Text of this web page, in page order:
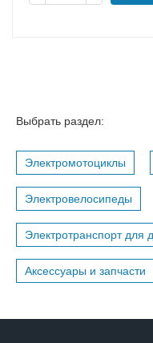
Выбрать раздел:
Электромотоциклы
Электровелосипеды
Электротранспорт для
Аксессуары и запчасти